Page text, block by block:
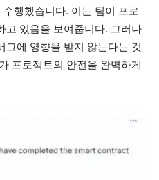
수행했습니다. 이는 팀이 프로
고 있음을 보여줍니다. 그러나
그에 영향을 받지 않는다는 것
프로젝트의 안전을 완벽하게